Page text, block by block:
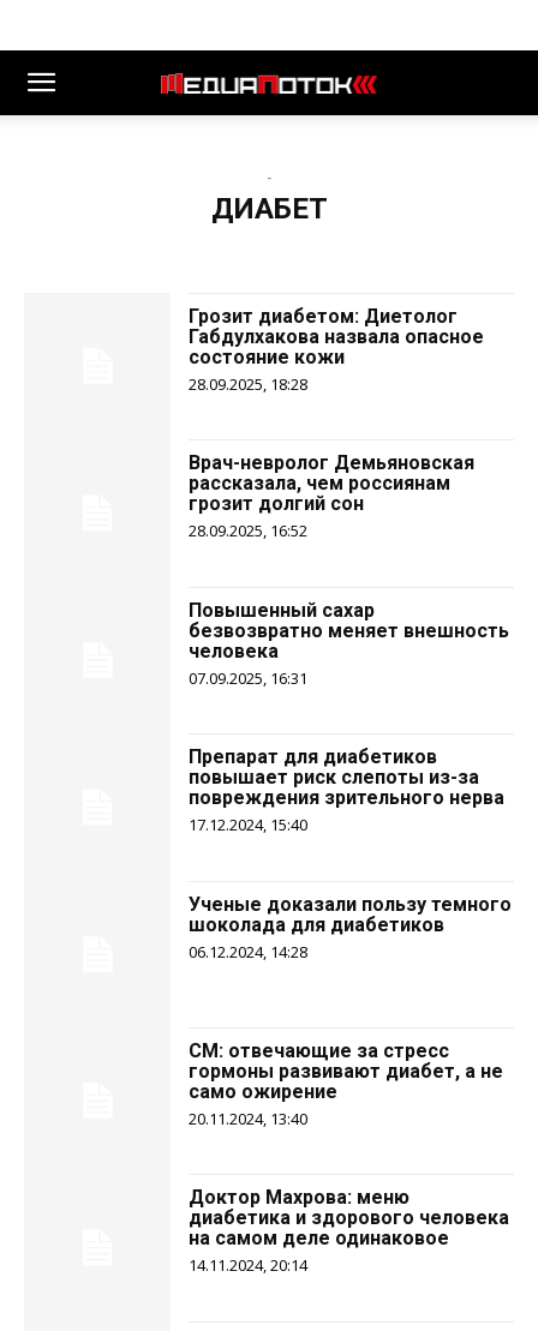
-
ДИАБЕТ
Грозит диабетом: Диетолог
Габдулхакова назвала опасное
состояние кожи
28.09.2025, 18:28
Врач-невролог Демьяновская
рассказала, чем россиянам
грозит долгий сон
28.09.2025, 16:52
Повышенный сахар
безвозвратно меняет внешность
человека
07.09.2025, 16:31
Препарат для диабетиков
повышает риск слепоты из-за
повреждения зрительного нерва
17.12.2024, 15:40
Ученые доказали пользу темного
шоколада для диабетиков
06.12.2024, 14:28
CM: отвечающие за стресс
гормоны развивают диабет, а не
само ожирение
20.11.2024, 13:40
Доктор Махрова: меню
диабетика и здорового человека
на самом деле одинаковое
14.11.2024, 20:14